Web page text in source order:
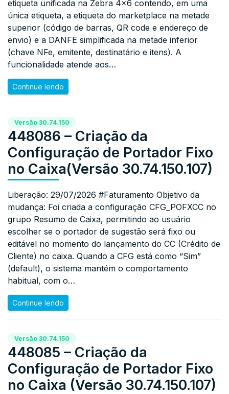
etiqueta unificada na Zebra 4×6 contendo, em uma
única etiqueta, a etiqueta do marketplace na metade
superior (código de barras, QR code e endereço de
envio) e a DANFE simplificada na metade inferior
(chave NFe, emitente, destinatário e itens). A
funcionalidade atende aos…
Continue lendo
Versão 30.74.150
448086 – Criação da
Configuração de Portador Fixo
no Caixa(Versão 30.74.150.107)
Liberação: 29/07/2026 #Faturamento Objetivo da
mudança: Foi criada a configuração CFG_POFXCC no
grupo Resumo de Caixa, permitindo ao usuário
escolher se o portador de sugestão será fixo ou
editável no momento do lançamento do CC (Crédito de
Cliente) no caixa. Quando a CFG está como “Sim”
(default), o sistema mantém o comportamento
habitual, com o…
Continue lendo
Versão 30.74.150
448085 – Criação da
Configuração de Portador Fixo
no Caixa (Versão 30.74.150.107)